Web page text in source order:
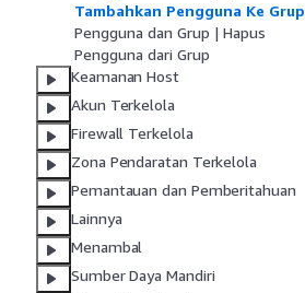
Tambahkan Pengguna Ke Grup
Pengguna dan Grup | Hapus
Pengguna dari Grup
Keamanan Host
Akun Terkelola
Firewall Terkelola
Zona Pendaratan Terkelola
Pemantauan dan Pemberitahuan
Lainnya
Menambal
Sumber Daya Mandiri